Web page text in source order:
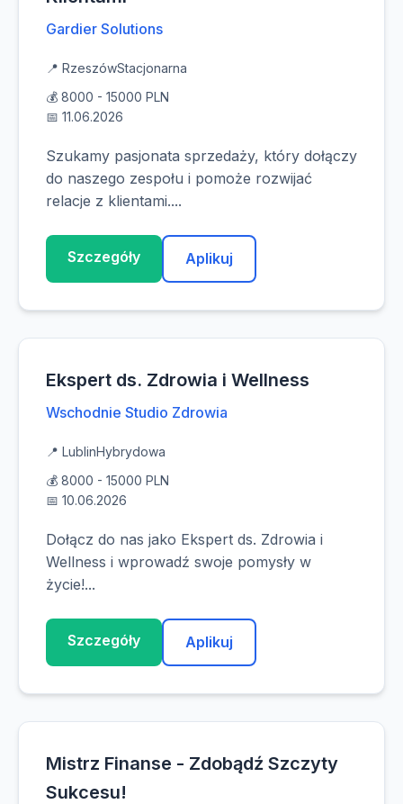
Gardier Solutions
📍 RzeszówStacjonarna
💰 8000 - 15000 PLN
📅 11.06.2026
Szukamy pasjonata sprzedaży, który dołączy
do naszego zespołu i pomoże rozwijać
relacje z klientami....
Szczegóły Aplikuj
Ekspert ds. Zdrowia i Wellness
Wschodnie Studio Zdrowia
📍 LublinHybrydowa
💰 8000 - 15000 PLN
📅 10.06.2026
Dołącz do nas jako Ekspert ds. Zdrowia i
Wellness i wprowadź swoje pomysły w
życie!...
Szczegóły Aplikuj
Mistrz Finanse - Zdobądź Szczyty
Sukcesu!